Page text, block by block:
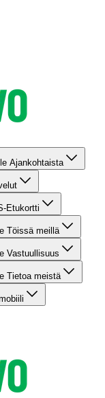
Ajankohtaista
Etukortti
Töissä meillä
Vastuullisuus
Tietoa meistä